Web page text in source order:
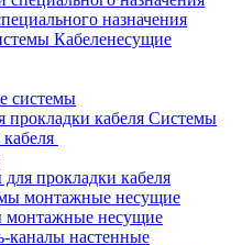
назначения
Кабеленесущие
системы
Системы
прокладки кабеля
монтажные несущие